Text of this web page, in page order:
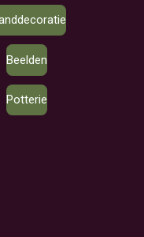
Beelden
Potterie